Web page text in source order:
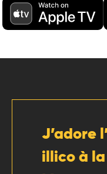
J’adore
illico à